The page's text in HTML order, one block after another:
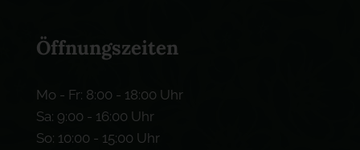
Öffnungszeiten
Mo - Fr: 8:00 - 18:00 Uhr
Sa: 9:00 - 16:00 Uhr
So: 10:00 - 15:00 Uhr